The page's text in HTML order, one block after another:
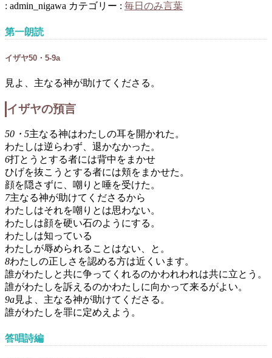
: admin_nigawa カテゴリー : 毎日のみ言葉
第一朗読
イザヤ50・5-9a
見よ、主なる神が助けてくださる。
イザヤの預言
50・5主なる神はわたしの耳を開かれた。
わたしは逆らわず、退かなかった。
6打とうとする者には背中をまかせ
ひげを抜こうとする者には頬をまかせた。
顔を隠さずに、嘲りと唾を受けた。
7主なる神が助けてくださるから
わたしはそれを嘲りとは思わない。
わたしは顔を硬い石のようにする。
わたしは知っている
わたしが辱められることはない、と。
8わたしの正しさを認める方は近くいます。
誰がわたしと共に争ってくれるのかわれわれは共に立とう。
誰がわたしを訴えるのかわたしに向かって来るがよい。
9a見よ、主なる神が助けてくださる。
誰がわたしを罪に定めえよう。
答唱詩編